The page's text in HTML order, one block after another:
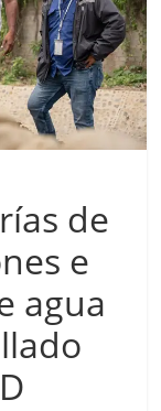
de
e
agua